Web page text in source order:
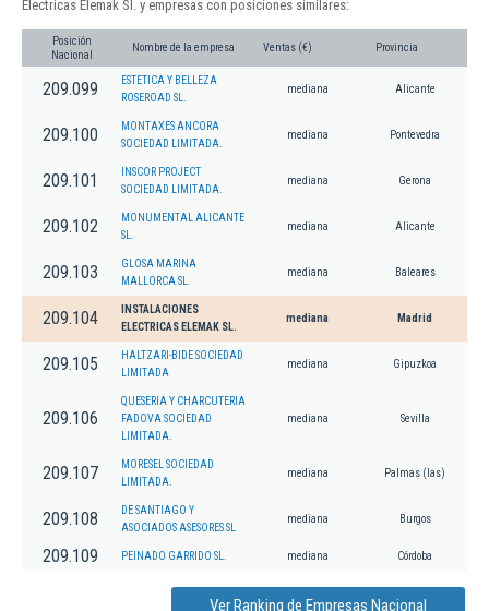
Electricas Elemak Sl. y empresas con posiciones similares:
Posición
Nacional
Nombre de la empresa Ventas (€) Provincia
209.099
ESTETICA Y BELLEZA
ROSEROAD SL.
mediana Alicante
209.100
MONTAXES ANCORA
SOCIEDAD LIMITADA.
mediana Pontevedra
209.101
INSCOR PROJECT
SOCIEDAD LIMITADA.
mediana Gerona
209.102
MONUMENTAL ALICANTE
SL.
mediana Alicante
209.103
GLOSA MARINA
MALLORCA SL.
mediana Baleares
209.104
INSTALACIONES
ELECTRICAS ELEMAK SL.
mediana Madrid
209.105
HALTZARI-BIDE SOCIEDAD
LIMITADA
mediana Gipuzkoa
209.106
QUESERIA Y CHARCUTERIA
FADOVA SOCIEDAD
LIMITADA.
mediana Sevilla
209.107
MORESEL SOCIEDAD
LIMITADA.
mediana Palmas (las)
209.108
DE SANTIAGO Y
ASOCIADOS ASESORES SL
mediana Burgos
209.109 PEINADO GARRIDO SL. mediana Córdoba
Ver Ranking de Empresas Nacional